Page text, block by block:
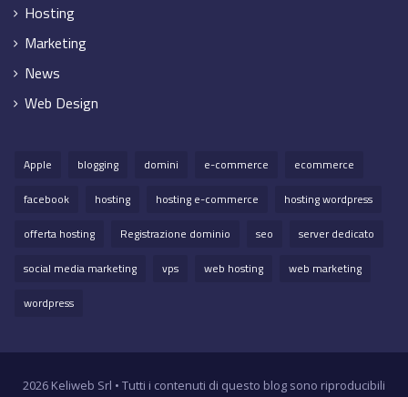
Hosting
Marketing
News
Web Design
Apple blogging domini e-commerce
ecommerce
facebook
hosting hosting e-commerce
hosting wordpress
offerta hosting
Registrazione dominio seo
server dedicato
social media marketing
vps web hosting
web marketing
wordpress
2026 Keliweb Srl • Tutti i contenuti di questo blog sono riproducibili